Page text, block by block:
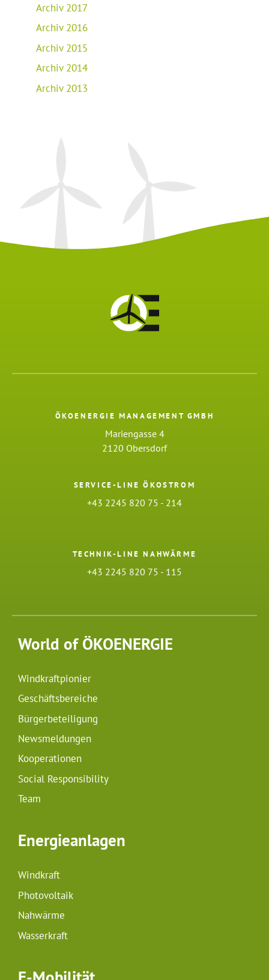
Archiv 2017
Archiv 2016
Archiv 2015
Archiv 2014
Archiv 2013
ÖKOENERGIE MANAGEMENT GMBH
Mariengasse 4
2120 Obersdorf
SERVICE-LINE ÖKOSTROM
+43 2245 820 75 - 214
TECHNIK-LINE NAHWÄRME
+43 2245 820 75 - 115
World of ÖKOENERGIE
Windkraftpionier
Geschäftsbereiche
Bürgerbeteiligung
Newsmeldungen
Kooperationen
Social Responsibility
Team
Energieanlagen
Windkraft
Photovoltaik
Nahwärme
Wasserkraft